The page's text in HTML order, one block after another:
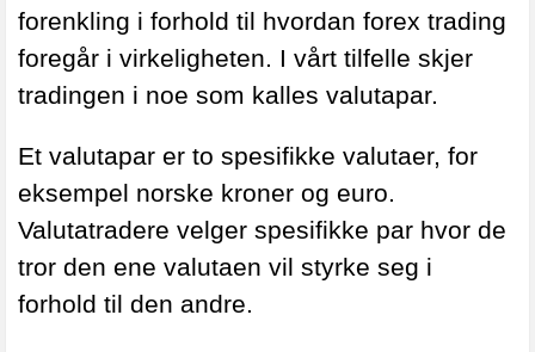
forenkling i forhold til hvordan forex trading
foregår i virkeligheten. I vårt tilfelle skjer
tradingen i noe som kalles valutapar.
Et valutapar er to spesifikke valutaer, for
eksempel norske kroner og euro.
Valutatradere velger spesifikke par hvor de
tror den ene valutaen vil styrke seg i
forhold til den andre.